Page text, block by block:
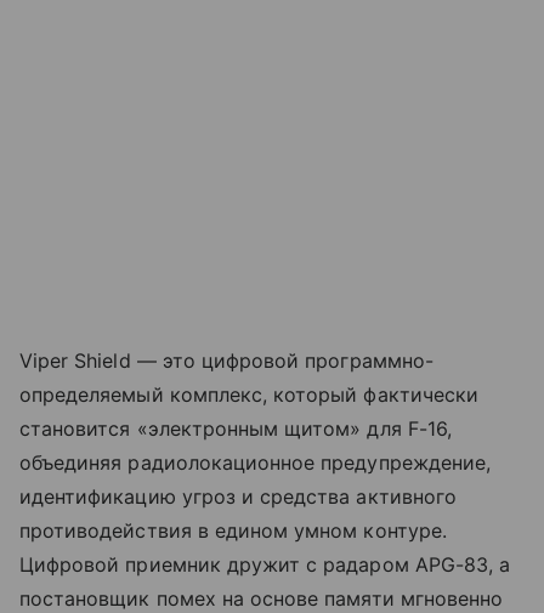
Viper Shield — это цифровой программно-
определяемый комплекс, который фактически
становится «электронным щитом» для F-16,
объединяя радиолокационное предупреждение,
идентификацию угроз и средства активного
противодействия в едином умном контуре.
Цифровой приемник дружит с радаром APG-83, а
постановщик помех на основе памяти мгновенно